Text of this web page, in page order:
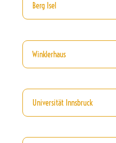
Berg Isel
Winklerhaus
Universität Innsbruck